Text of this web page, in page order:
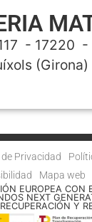
- 17220 -
(Girona)
Privacidad
Mapa web
EUROPEA CON
NEXT
Y